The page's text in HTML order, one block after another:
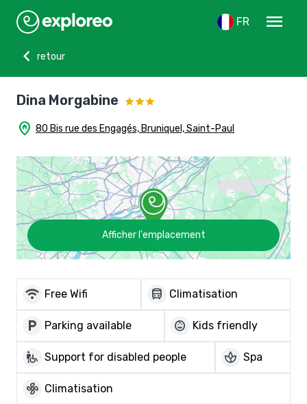
FR
menu
chevron_left
retour
Dina Morgabine
home_pin 80 Bis rue des Engagés, Bruniquel, Saint-Paul
Afficher l'emplacement
wifi Free Wifi directions_bus Climatisation
local_parking Parking available child_care Kids friendly
wheelchair_pickup Support for disabled people spa Spa
mode_fan Climatisation